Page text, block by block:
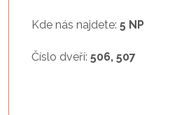
Kde nás najdete: 5 NP
Číslo dveří: 506, 507